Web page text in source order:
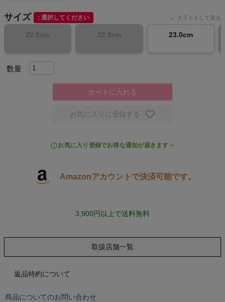
レディーススポーツウェア
キャンプ・フェス
サイズ 選択してください
22.0cm 22.5cm 23.0cm
カートに入れる
お気に入りに登録する
お気に入り登録でお得な通知が届きます
Amazonアカウントで決済可能です。
3,900円以上で送料無料
取扱店舗一覧
返品特約について
商品についてのお問い合わせ